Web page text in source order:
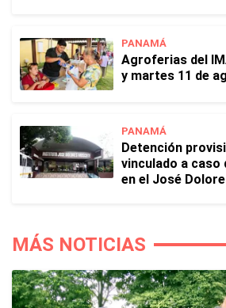
PANAMÁ
Agroferias del
y martes 11 de
PANAMÁ
Detención
vinculado a caso
en el José
MÁS NOTICIAS